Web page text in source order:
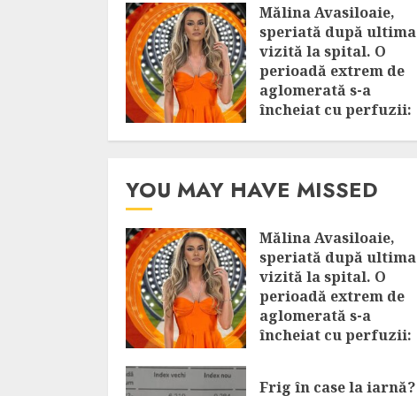
Mălina Avasiloaie,
speriată după ultima
vizită la spital. O
perioadă extrem de
aglomerată s-a
încheiat cu perfuzii:
AUGUST 9, 2026
YOU MAY HAVE MISSED
Mălina Avasiloaie,
speriată după ultima
vizită la spital. O
perioadă extrem de
aglomerată s-a
încheiat cu perfuzii:
Frig în case la iarnă?